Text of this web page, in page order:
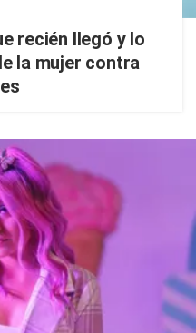
recién llegó y lo
la mujer contra